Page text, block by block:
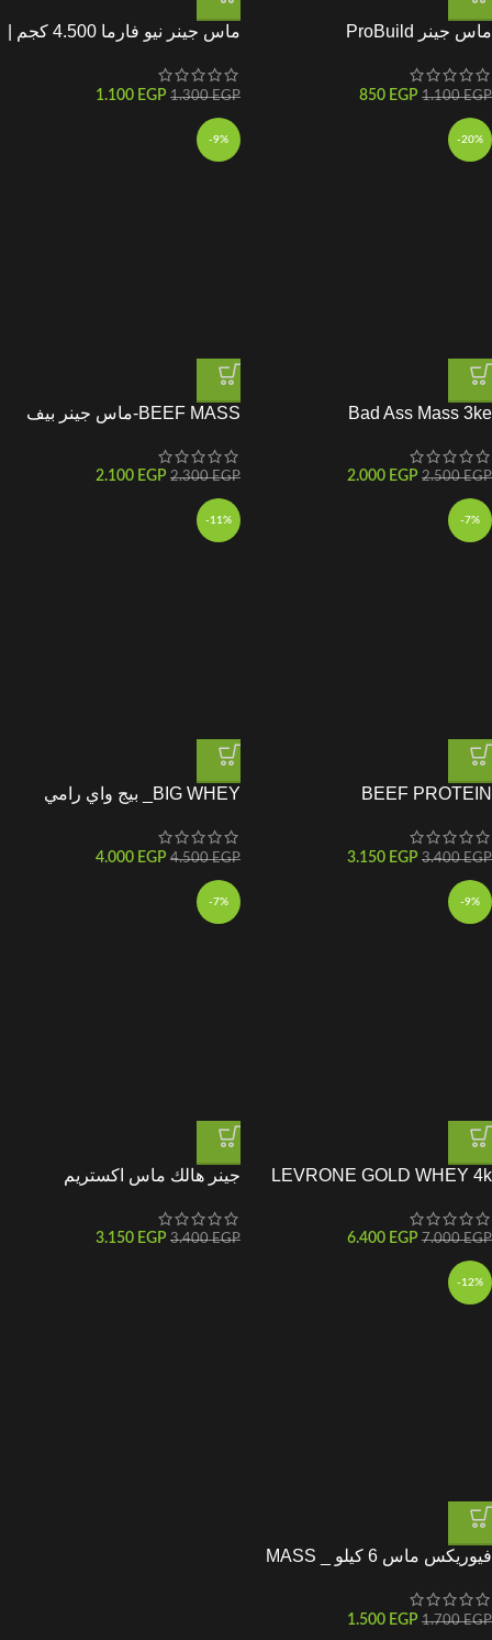
ماس جينر ProBuild
1.100EGP
850 EGP
ماس جينر نيو فارما 4.500 كجم |
لزيادة الوزن وبناء العضلات
1.300EGP
1.100 EGP
-20%
Bad Ass Mass 3ke
2.500EGP
2.000 EGP
-9%
BEEF MASS-ماس جينر بيف
2.300EGP
2.100 EGP
-7%
BEEF PROTEIN
3.400EGP
3.150 EGP
-11%
BIG WHEY_ بيج واي رامي
4.500EGP
4.000 EGP
-9%
LEVRONE GOLD WHEY 4k
7.000EGP
6.400 EGP
-7%
جينر هالك ماس اكستريم
3.400EGP
3.150 EGP
-12%
فيوريكس ماس 6 كيلو _ MASS
1.700EGP
1.500 EGP